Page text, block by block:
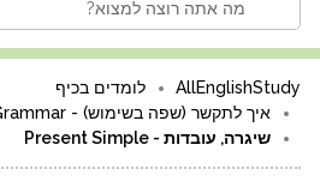
AllEnglishStudy
לומדים בכיף
איך לתקשר (שפה בשימוש) - Grammar
שיגרה, עובדות - Present Simple